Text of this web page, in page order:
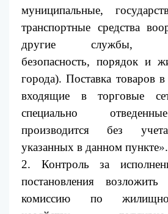
муниципальные,
транспортные средства
другие службы,
безопасность, порядок и
города). Поставка товаров
входящие в торговые
специально
производится без
указанных в данном пункте».
2. Контроль за
постановления
комиссию по жилищно-